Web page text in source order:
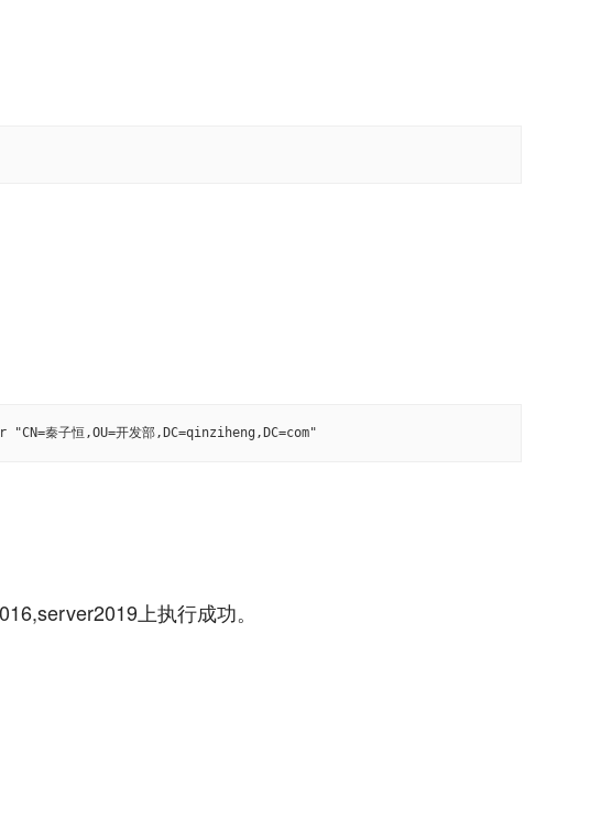
秦子恒,OU=开发部,DC=qinziheng,DC=com"
上执行成功。